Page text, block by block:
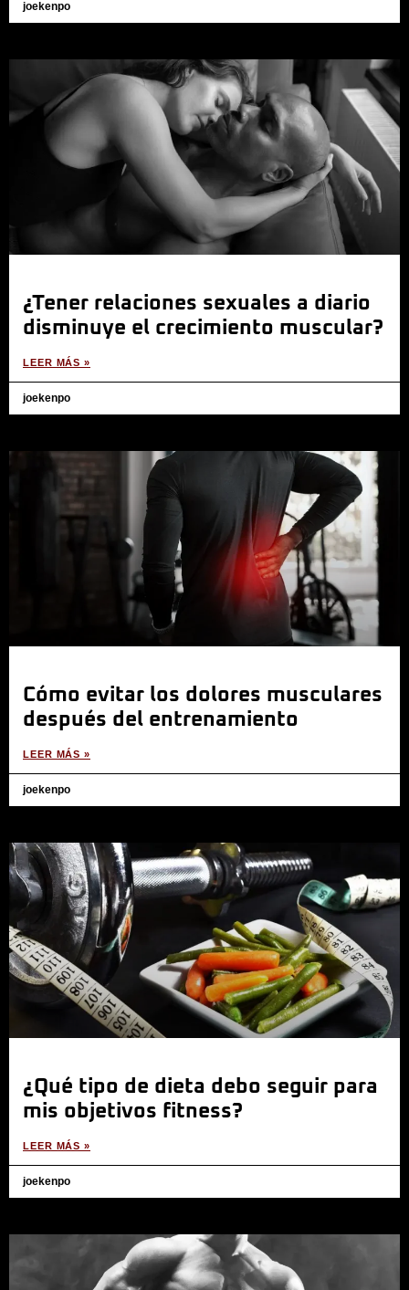
joekenpo
¿Tener relaciones sexuales a diario
disminuye el crecimiento muscular?
LEER MÁS »
joekenpo
Cómo evitar los dolores musculares
después del entrenamiento
LEER MÁS »
joekenpo
¿Qué tipo de dieta debo seguir para
mis objetivos fitness?
LEER MÁS »
joekenpo